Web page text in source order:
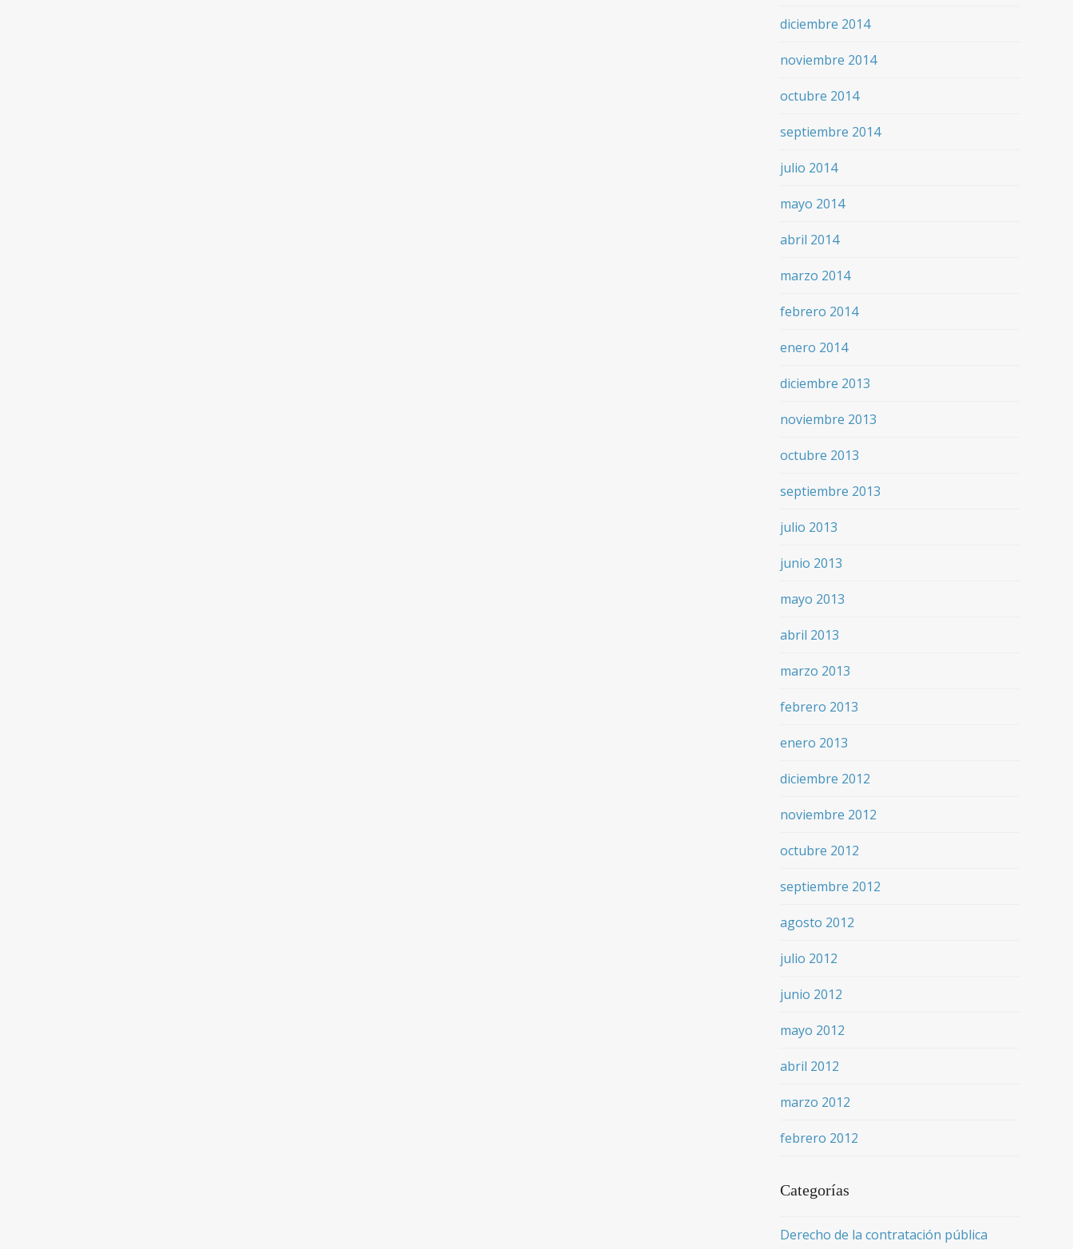
diciembre 2014
noviembre 2014
octubre 2014
septiembre 2014
julio 2014
mayo 2014
abril 2014
marzo 2014
febrero 2014
enero 2014
diciembre 2013
noviembre 2013
octubre 2013
septiembre 2013
julio 2013
junio 2013
mayo 2013
abril 2013
marzo 2013
febrero 2013
enero 2013
diciembre 2012
noviembre 2012
octubre 2012
septiembre 2012
agosto 2012
julio 2012
junio 2012
mayo 2012
abril 2012
marzo 2012
febrero 2012
Categorías
Derecho de la contratación pública